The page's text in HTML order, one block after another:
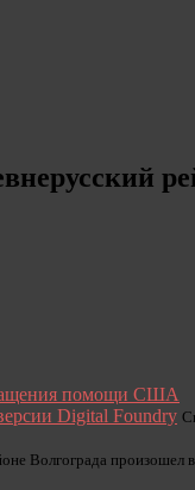
помощи США
Digital Foundry
Волгограда произошел